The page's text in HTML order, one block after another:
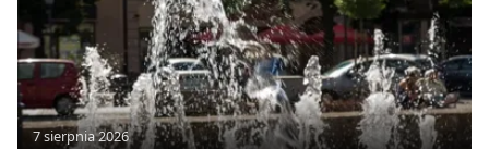
7 sierpnia 2026